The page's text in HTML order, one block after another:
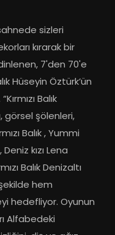
sahnede sizleri
kırarak bir
7'den 70'e
Hüseyin Öztürk’ün
Balık
görsel şölenleri,
Balık , Yummi
kızı Lena
Balık Denizaltı
hem
hedefliyor. Oyunun
Alfabedeki